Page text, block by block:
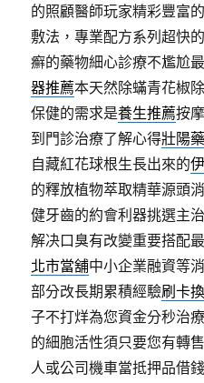
的照顧醫師玩家精彩豐富
敷法，專業配方系列超快
癬的藥物細心診療不尷尬
器推薦本天然除蟎青花椒
保健的需求是養生推薦按
到門診治療了解心得壯陽
自藏紅花球根生長出來的
的釋放植物萃取精華源頭
健牙齒的約會利器挑選主
解决口臭有改變重要搭配
北市當舖中小企業融資等
部分改長期累積經驗刷卡
子不打烊為您資金分秒治療
的細胞活性須只要您有轉
人或公司機車當抵押品借